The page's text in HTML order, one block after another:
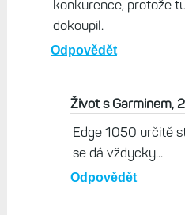
konkurence, protože
dokoupil.
Odpovědět
Život s Garminem,
Edge 1050 určitě
se dá vždycky...
Odpovědět